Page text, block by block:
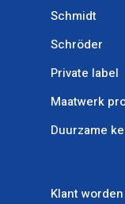
Schmidt
Schröder
Private label
Maatwerk
Duurzame
Klant worden